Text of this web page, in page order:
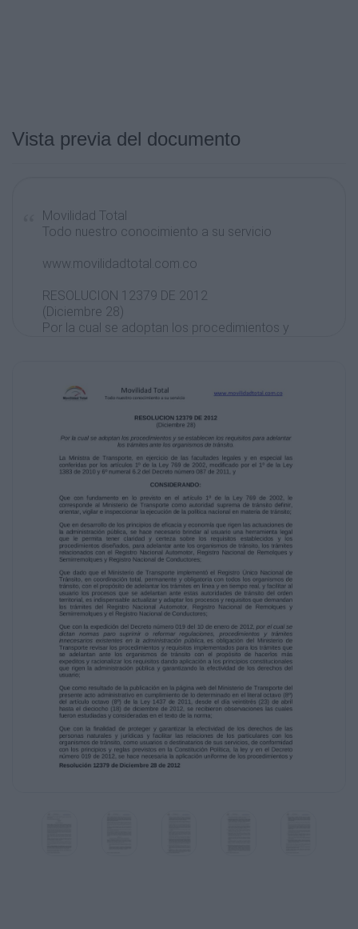
Vista previa del documento
Movilidad Total
Todo nuestro conocimiento a su servicio
www.movilidadtotal.com.co
RESOLUCION 12379 DE 2012
(Diciembre 28)
Por la cual se adoptan los procedimientos y
facultades legales y en especial las
de 2002, modificado por el 1º de la Ley
1383 de 2010 y 6º numeral 6.2 del Decreto
número 087 de 2011, y
CONSIDERANDO:
Que con fundamento en lo previsto en el
artículo 1º de la Ley 769 de 2002, le
corresponde al Ministerio de Transporte
como autoridad suprema de tránsito definir,
orientar, vigilar e inspeccionar la ejecución de
la política nacional en materia de tránsito;
Que en desarrollo de los principios de
eficacia y economía que rigen las
actuaciones de
la administración pública, se hace necesario
brindar al usuario una herramienta legal
que le permita tener claridad y certeza sobre
los requisitos establecidos y los
procedimientos diseñados, para adelantar
ante los organismos de tránsito, los trámites
relacionados con el Registro Nacional
Automotor, Registro Nacional de Remolques y
Semirremolques y Registro Nacional de